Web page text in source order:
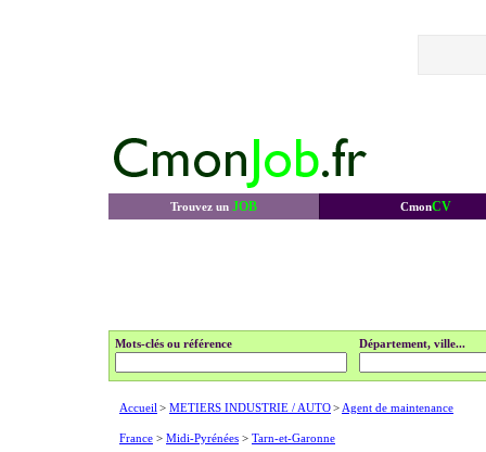
Trouvez un JOB CmonCV
Mots-clés ou référence Département, ville...
Accueil > METIERS INDUSTRIE / AUTO> Agent de maintenance
France > Midi-Pyrénées > Tarn-et-Garonne